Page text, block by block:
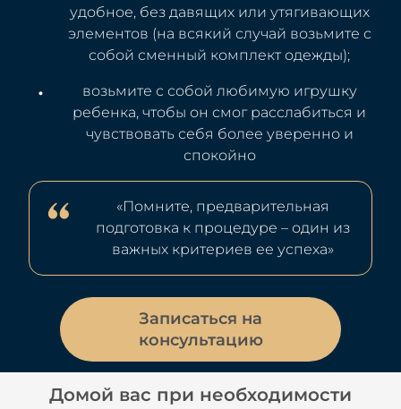
удобное, без давящих или утягивающих
элементов (на всякий случай возьмите с
собой сменный комплект одежды);
возьмите с собой любимую игрушку
ребенка, чтобы он смог расслабиться и
чувствовать себя более уверенно и
спокойно
«Помните, предварительная
подготовка к процедуре – один из
важных критериев ее успеха»
Записаться на
консультацию
Домой вас при необходимости